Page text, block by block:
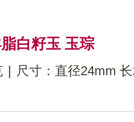
白籽玉 玉琮
| 尺寸：直径24mm